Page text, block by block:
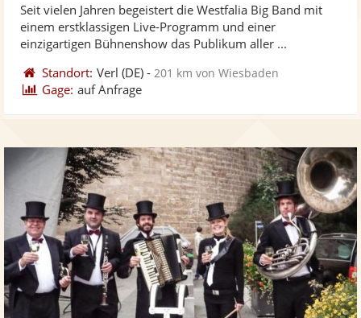
Fotos
5
Seit vielen Jahren begeistert die Westfalia Big Band mit
einem erstklassigen Live-Programm und einer
einzigartigen Bühnenshow das Publikum aller ...
Standort: Verl (DE) - 201 km von Wiesbaden
Gage: auf Anfrage